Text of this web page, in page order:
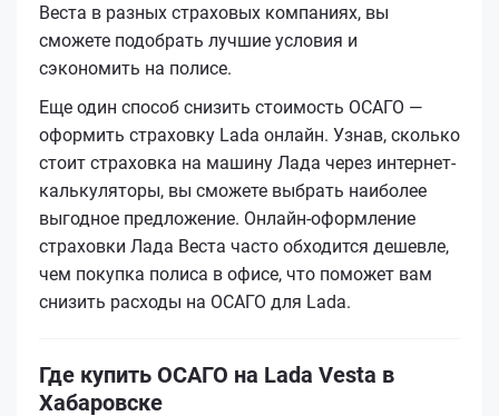
Веста в разных страховых компаниях, вы
сможете подобрать лучшие условия и
сэкономить на полисе.
Еще один способ снизить стоимость ОСАГО —
оформить страховку Lada онлайн. Узнав, сколько
стоит страховка на машину Лада через интернет-
калькуляторы, вы сможете выбрать наиболее
выгодное предложение. Онлайн-оформление
страховки Лада Веста часто обходится дешевле,
чем покупка полиса в офисе, что поможет вам
снизить расходы на ОСАГО для Lada.
Где купить ОСАГО на Lada Vesta в
Хабаровске